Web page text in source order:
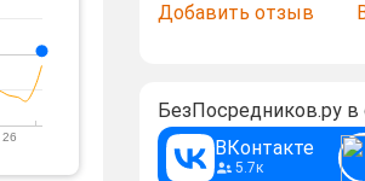
Добавить отзыв
БезПосредников.ру в
ВКонтакте
5.7к